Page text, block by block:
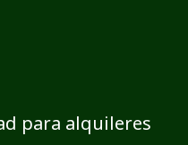
para alquileres